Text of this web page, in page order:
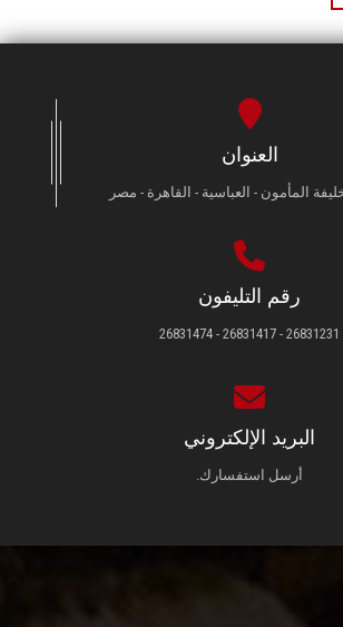
العنوان
المأمون - العباسية - القاهرة - مصر
رقم التليفون
26831231 - 26831417 - 26831474
البريد الإلكتروني
أرسل استفسارك.